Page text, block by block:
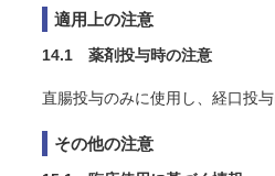
適用上の注意
14.1 薬剤投与時の注意
直腸投与のみに使用し、経口投与
その他の注意